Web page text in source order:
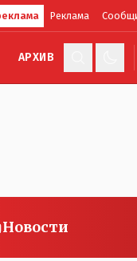
Реклама
АРХИВ
Новости